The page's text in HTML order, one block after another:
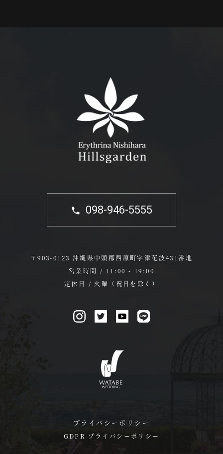
098-946-5555
〒903-0123 沖縄県中頭郡西原町字津花波431番地
営業時間 / 11:00 - 19:00
定休日 / 火曜（祝日を除く）
プライバシーポリシー
GDPR プライバシーポリシー